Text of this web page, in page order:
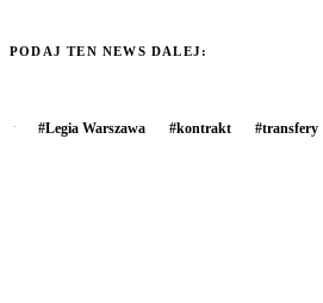
PODAJ TEN NEWS DALEJ:
#Legia Warszawa #kontrakt #transfery